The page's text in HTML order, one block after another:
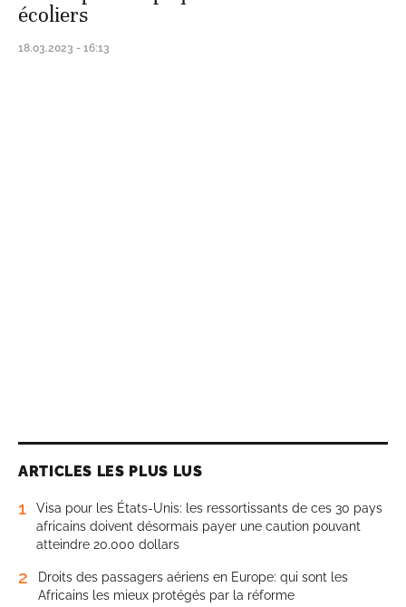
écoliers
18.03.2023 - 16:13
ARTICLES LES PLUS LUS
1
Visa pour les États-Unis: les ressortissants de ces 30 pays
africains doivent désormais payer une caution pouvant
atteindre 20.000 dollars
2
Droits des passagers aériens en Europe: qui sont les
Africains les mieux protégés par la réforme